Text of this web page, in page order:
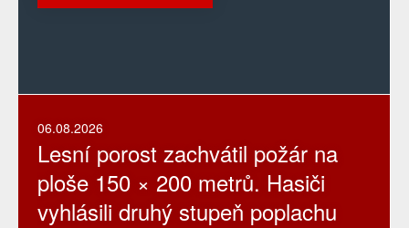
06.08.2026
Lesní porost zachvátil požár na
ploše 150 × 200 metrů. Hasiči
vyhlásili druhý stupeň poplachu